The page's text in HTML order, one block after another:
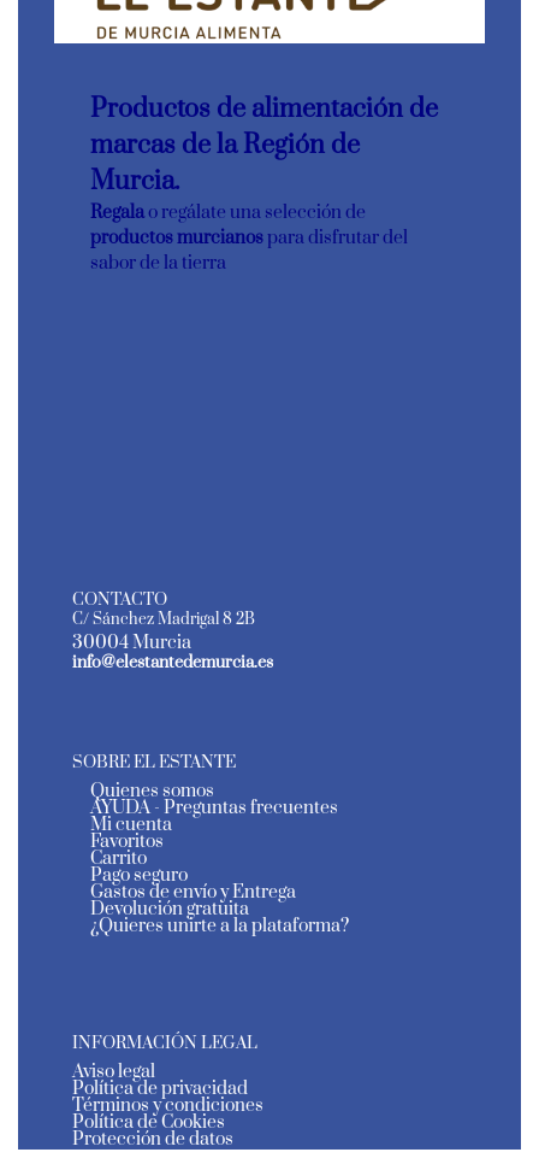
Productos de alimentación de
marcas de la Región de
Murcia.
Regalao regálate una selección de
productos murcianospara disfrutar del
sabor de la tierra
CONTACTO
C/ Sánchez Madrigal 8 2B
30004 Murcia
info@elestantedemurcia.es
SOBRE EL ESTANTE
Quienes somos
AYUDA - Preguntas frecuentes
Mi cuenta
Favoritos
Carrito
Pago seguro
Gastos de envío y Entrega
Devolución gratuita
¿Quieres unirte a la plataforma?
INFORMACIÓN LEGAL
Aviso legal
Política de privacidad
Términos y condiciones
Política de Cookies
Protección de datos